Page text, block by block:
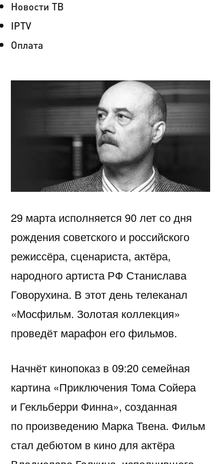
Новости ТВ
IPTV
Оплата
29 марта исполняется 90 лет со дня
рождения советского и российского
режиссёра, сценариста, актёра,
народного артиста РФ Станислава
Говорухина. В этот день телеканал
«Мосфильм. Золотая коллекция»
проведёт марафон его фильмов.
Начнёт кинопоказ в 09:20 семейная
картина «Приключения Тома Сойера
и Гекльберри Финна», созданная
по произведению Марка Твена. Фильм
стал дебютом в кино для актёра